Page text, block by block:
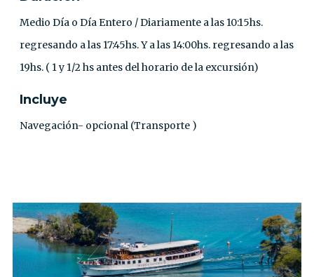
Medio Día o Día Entero / Diariamente a las 10:15hs.
regresando a las 17:45hs. Y a las 14:00hs. regresando a las
19hs. ( 1 y 1/2 hs antes del horario de la excursión)
Incluye
Navegación- opcional (Transporte )